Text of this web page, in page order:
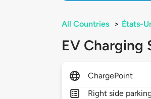
All Countries > États-
EV Charging
ChargePoint
Right side